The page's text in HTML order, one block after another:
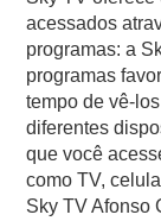
acessados
programas: a
programas
tempo de vê-
diferentes
que você
como TV,
Sky TV Afonso